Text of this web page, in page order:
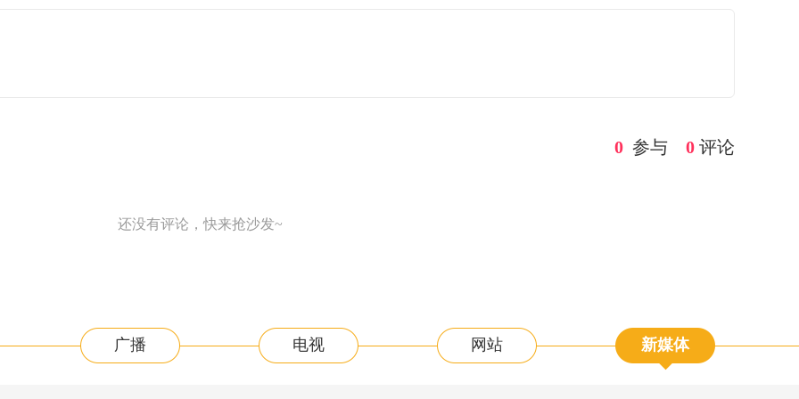
0 参与 0 评论
还没有评论，快来抢沙发~
广播 电视 网站 新媒体